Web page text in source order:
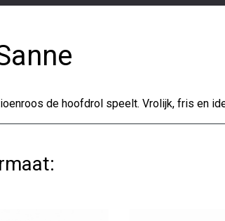
de hoofdrol speelt. Vrolijk, fris en